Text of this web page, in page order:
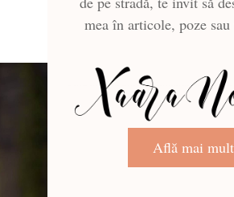
mea în articole, poze
Află mai